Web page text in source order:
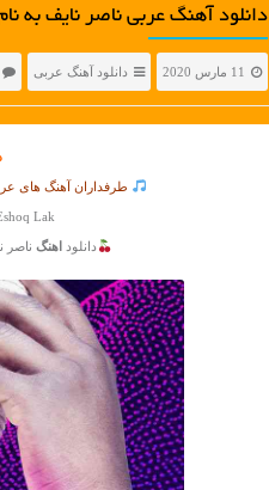
دانلود آهنگ عربی ناصر نایف به
11 مارس 2020 دانلود آهنگ عربی
طرفداران آهنگ های
دانلود اهنگ ناصر